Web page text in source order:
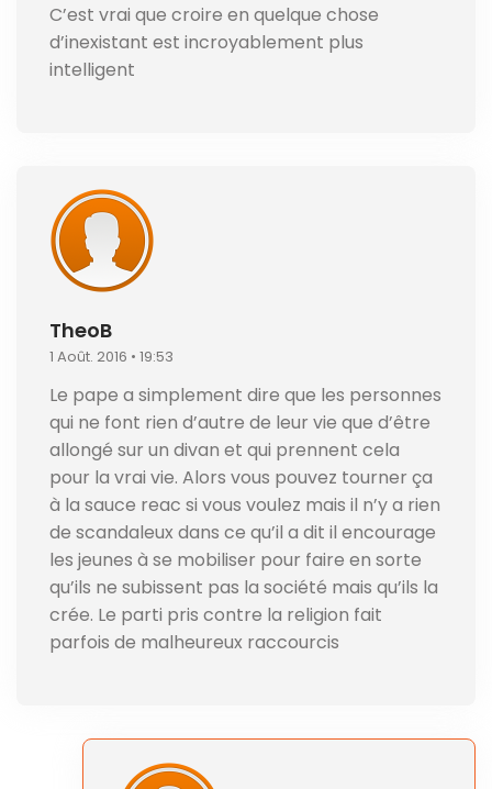
C’est vrai que croire en quelque chose
d’inexistant est incroyablement plus
intelligent
TheoB
1 Août. 2016 • 19:53
Le pape a simplement dire que les personnes
qui ne font rien d’autre de leur vie que d’être
allongé sur un divan et qui prennent cela
pour la vrai vie. Alors vous pouvez tourner ça
à la sauce reac si vous voulez mais il n’y a rien
de scandaleux dans ce qu’il a dit il encourage
les jeunes à se mobiliser pour faire en sorte
qu’ils ne subissent pas la société mais qu’ils la
crée. Le parti pris contre la religion fait
parfois de malheureux raccourcis